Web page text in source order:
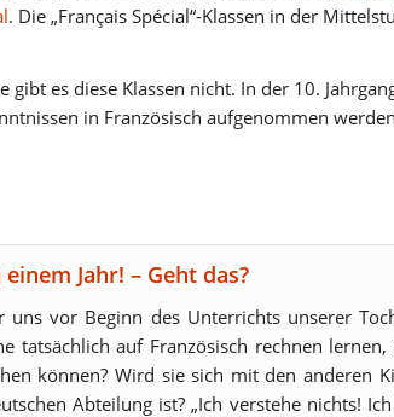
. Die „Français Spécial“-Klassen in der
gibt es diese Klassen nicht. In der 10.
in Französisch aufgenommen
Jahr! – Geht das?
uns vor Beginn des Unterrichts unserer
tatsächlich auf Französisch rechnen
können? Wird sie sich mit den anderen
Abteilung ist? „Ich verstehe nichts!